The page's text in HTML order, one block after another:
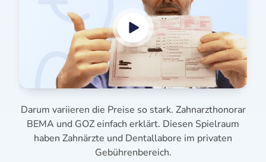
Darum variieren die Preise so stark. Zahnarzthonorar
BEMA und GOZ einfach erklärt. Diesen Spielraum
haben Zahnärzte und Dentallabore im privaten
Gebührenbereich.